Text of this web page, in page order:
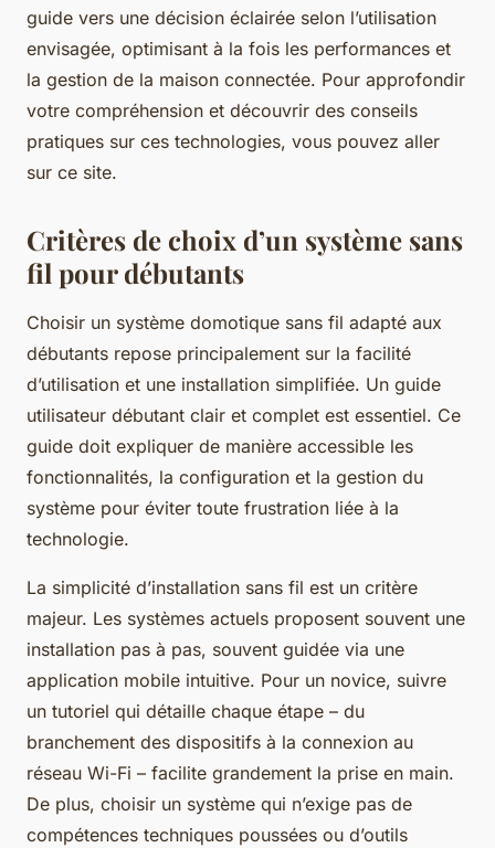
guide vers une décision éclairée selon l’utilisation
envisagée, optimisant à la fois les performances et
la gestion de la maison connectée. Pour approfondir
votre compréhension et découvrir des conseils
pratiques sur ces technologies, vous pouvez aller
sur ce site.
Critères de choix d’un système sans
fil pour débutants
Choisir un système domotique sans fil adapté aux
débutants repose principalement sur la facilité
d’utilisation et une installation simplifiée. Un guide
utilisateur débutant clair et complet est essentiel. Ce
guide doit expliquer de manière accessible les
fonctionnalités, la configuration et la gestion du
système pour éviter toute frustration liée à la
technologie.
La simplicité d’installation sans fil est un critère
majeur. Les systèmes actuels proposent souvent une
installation pas à pas, souvent guidée via une
application mobile intuitive. Pour un novice, suivre
un tutoriel qui détaille chaque étape – du
branchement des dispositifs à la connexion au
réseau Wi-Fi – facilite grandement la prise en main.
De plus, choisir un système qui n’exige pas de
compétences techniques poussées ou d’outils